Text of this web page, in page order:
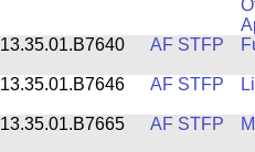
13.35.01.B7640
AF STFP
13.35.01.B7646 AF STFP
13.35.01.B7665 AF STFP